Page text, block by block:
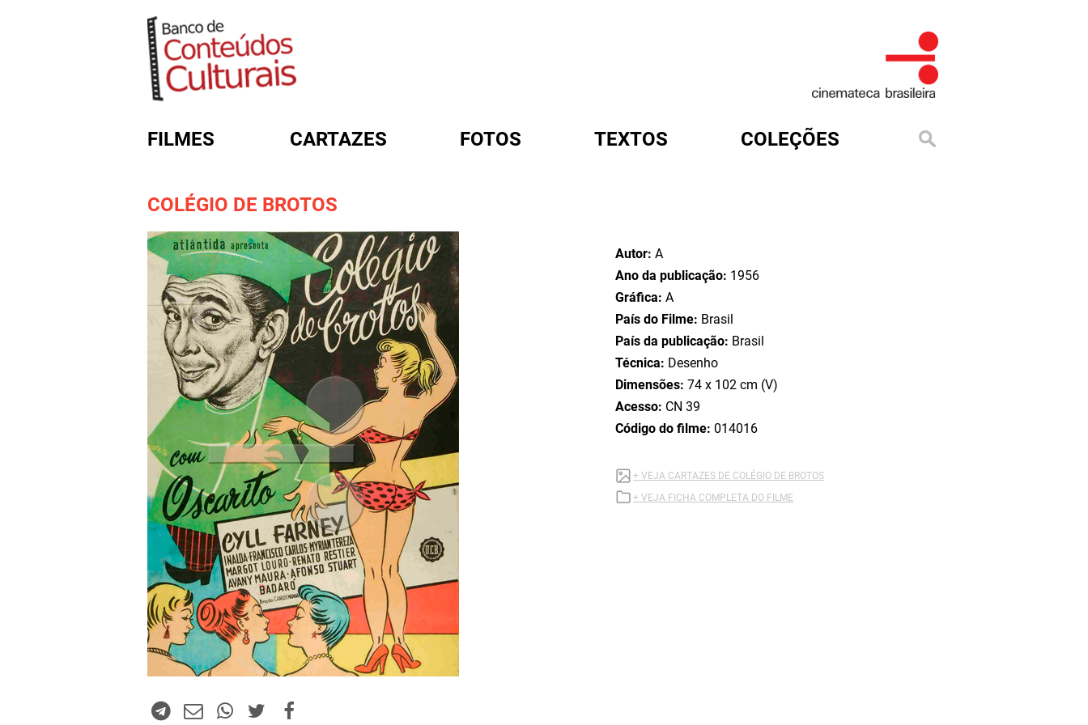
FILMES CARTAZES FOTOS TEXTOS COLEÇÕES
COLÉGIO DE BROTOS
Autor:A
Ano da publicação: 1956
Gráfica:A
País do Filme: Brasil
País da publicação: Brasil
Técnica: Desenho
Dimensões:74 x 102 cm (V)
Acesso: CN 39
Código do filme:014016
+ VEJA CARTAZES DE COLÉGIO DE BROTOS
+ VEJA FICHA COMPLETA DO FILME